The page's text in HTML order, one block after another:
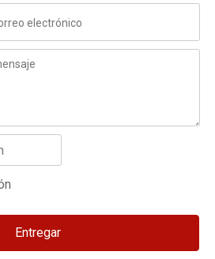
Entregar